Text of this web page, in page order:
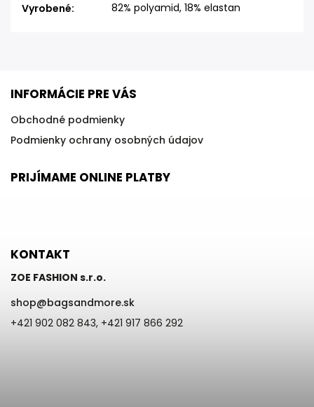
Vyrobené: 82% polyamid, 18% elastan
INFORMÁCIE PRE VÁS
Obchodné podmienky
Podmienky ochrany osobných údajov
PRIJÍMAME ONLINE PLATBY
KONTAKT
ZOE FASHION s.r.o.
shop@bagsandmore.sk
+421 902 082 843, +421 917 866 292